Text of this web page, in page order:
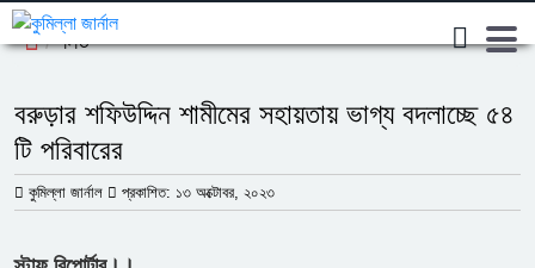
লিড
বরুড়ার শফিউদ্দিন শামীমের সহায়তায় ভাগ্য বদলাচ্ছে ৫৪
টি পরিবারের
কুমিল্লা জার্নাল প্রকাশিত: ১৩ অক্টোবর, ২০২৩